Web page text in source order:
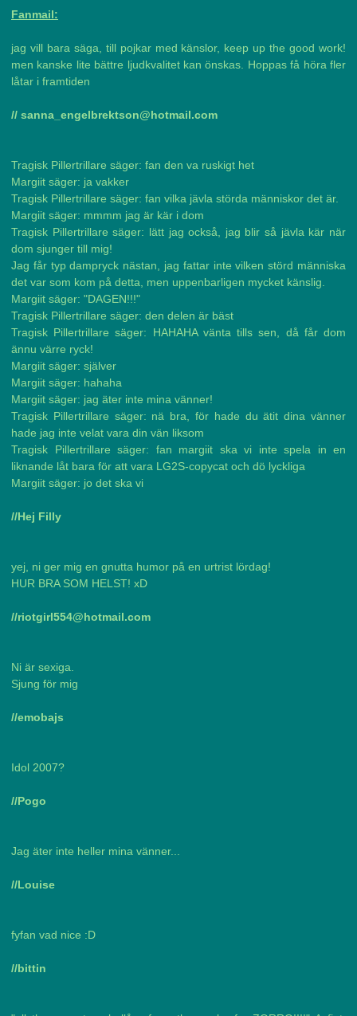
Fanmail:
jag vill bara säga, till pojkar med känslor, keep up the good work!
men kanske lite bättre ljudkvalitet kan önskas. Hoppas få höra fler
låtar i framtiden
// sanna_engelbrektson@hotmail.com
Tragisk Pillertrillare säger: fan den va ruskigt het
Margiit säger: ja vakker
Tragisk Pillertrillare säger: fan vilka jävla störda människor det är.
Margiit säger: mmmm jag är kär i dom
Tragisk Pillertrillare säger: lätt jag också, jag blir så jävla kär när
dom sjunger till mig!
Jag får typ dampryck nästan, jag fattar inte vilken störd människa
det var som kom på detta, men uppenbarligen mycket känslig.
Margiit säger: "DAGEN!!!"
Tragisk Pillertrillare säger: den delen är bäst
Tragisk Pillertrillare säger: HAHAHA vänta tills sen, då får dom
ännu värre ryck!
Margiit säger: själver
Margiit säger: hahaha
Margiit säger: jag äter inte mina vänner!
Tragisk Pillertrillare säger: nä bra, för hade du ätit dina vänner
hade jag inte velat vara din vän liksom
Tragisk Pillertrillare säger: fan margiit ska vi inte spela in en
liknande låt bara för att vara LG2S-copycat och dö lyckliga
Margiit säger: jo det ska vi
//Hej Filly
yej, ni ger mig en gnutta humor på en urtrist lördag!
HUR BRA SOM HELST! xD
//riotgirl554@hotmail.com
Ni är sexiga.
Sjung för mig
//emobajs
Idol 2007?
//Pogo
Jag äter inte heller mina vänner...
//Louise
fyfan vad nice :D
//bittin